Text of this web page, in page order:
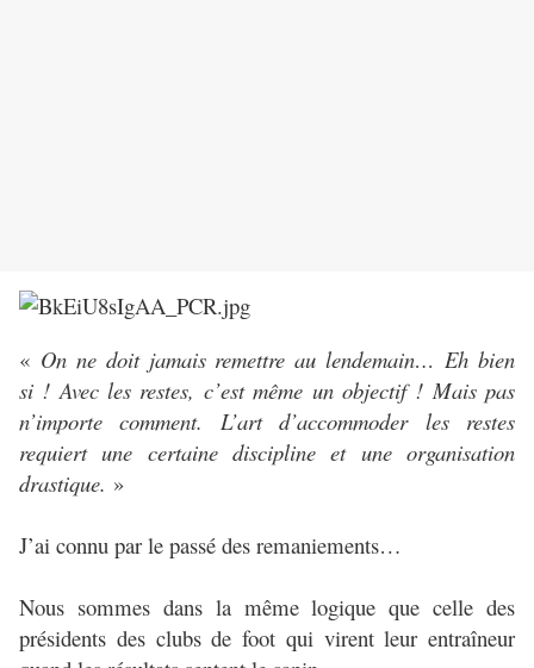
« On ne doit jamais remettre au lendemain… Eh bien
si ! Avec les restes, c’est même un objectif ! Mais pas
n’importe comment. L’art d’accommoder les restes
requiert une certaine discipline et une organisation
drastique. »
J’ai connu par le passé des remaniements…
Nous sommes dans la même logique que celle des
présidents des clubs de foot qui virent leur entraîneur